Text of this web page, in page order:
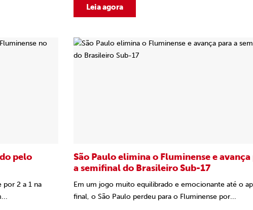
Leia agora
pelo
por 2 a 1 na
São Paulo elimina o Fluminense e avança
a semifinal do Brasileiro Sub-17
Em um jogo muito equilibrado e emocionante até o
final, o São Paulo perdeu para o Fluminense por...